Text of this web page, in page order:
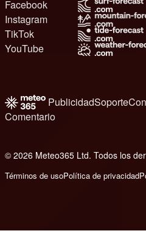
Facebook
Instagram
TikTok
YouTube
PublicidadSoporte
Comentario
© 2026 Meteo365 Ltd. Todos los
Términos de usoPolítica de privacidad